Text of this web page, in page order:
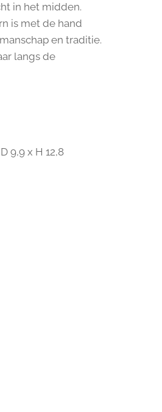
in het midden.
is met de hand
en traditie.
langs de
9,9 x H 12,8